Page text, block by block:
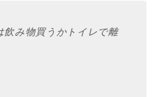
飲み物買うかトイレで離